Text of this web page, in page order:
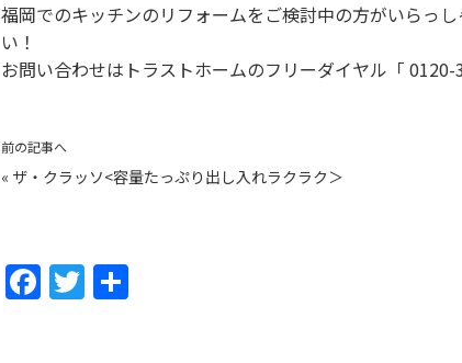
福岡でのキッチンのリフォームをご検討中の方がいらっ
い！
お問い合わせはトラストホームのフリーダイヤル「
前の記事へ
« ザ・クラッソ<容量たっぷり出し入れラクラク＞
F T